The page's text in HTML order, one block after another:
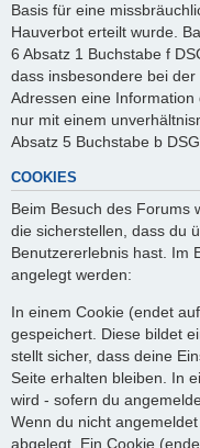
Basis für eine
Hauverbot erteilt wurde.
6 Absatz 1 Buchstabe f
dass insbesondere bei
Adressen eine
nur mit einem
Absatz 5 Buchstabe b
COOKIES
Beim Besuch des Forums
die sicherstellen, dass du
Benutzererlebnis hast. Im
angelegt werden:
In einem Cookie (endet
gespeichert. Diese bildet
stellt sicher, dass deine
Seite erhalten bleiben. In
wird - sofern du
Wenn du nicht
abgelegt. Ein Cookie